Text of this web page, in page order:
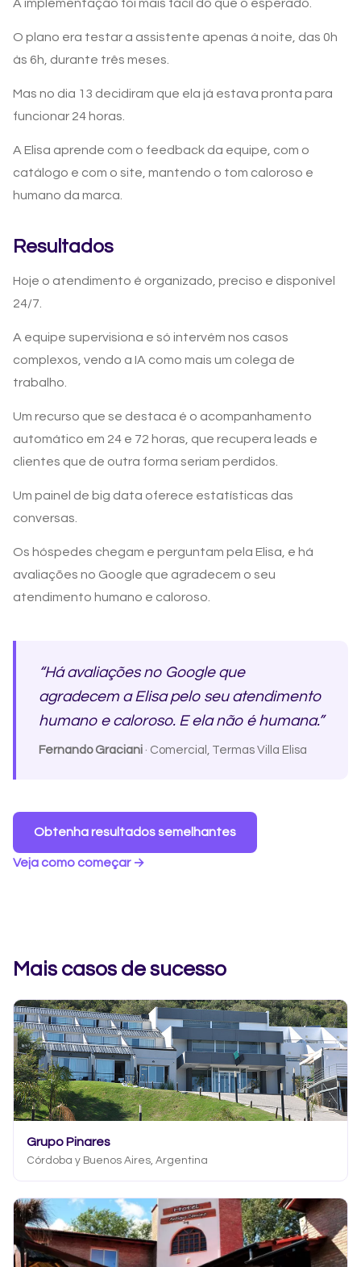
A implementação foi mais fácil do que o esperado.
O plano era testar a assistente apenas à noite, das 0h
às 6h, durante três meses.
Mas no dia 13 decidiram que ela já estava pronta para
funcionar 24 horas.
A Elisa aprende com o feedback da equipe, com o
catálogo e com o site, mantendo o tom caloroso e
humano da marca.
Resultados
Hoje o atendimento é organizado, preciso e disponível
24/7.
A equipe supervisiona e só intervém nos casos
complexos, vendo a IA como mais um colega de
trabalho.
Um recurso que se destaca é o acompanhamento
automático em 24 e 72 horas, que recupera leads e
clientes que de outra forma seriam perdidos.
Um painel de big data oferece estatísticas das
conversas.
Os hóspedes chegam e perguntam pela Elisa, e há
avaliações no Google que agradecem o seu
atendimento humano e caloroso.
“Há avaliações no Google que
agradecem a Elisa pelo seu atendimento
humano e caloroso. E ela não é humana.”
Fernando Graciani · Comercial, Termas Villa Elisa
Obtenha resultados semelhantes
Veja como começar →
Mais casos de sucesso
Grupo Pinares
Córdoba y Buenos Aires, Argentina